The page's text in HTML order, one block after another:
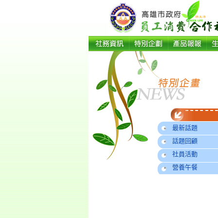
最新話題
話題回顧
社員活動
營養午餐